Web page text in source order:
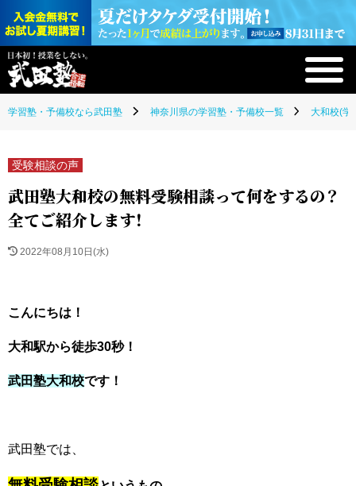
学習塾・予備校なら武田塾 神奈川県の学習塾・予備校一覧 大和校(学
受験相談の声
武田塾大和校の無料受験相談って何をするの？
全てご紹介します！
2022年08月10日(水)
こんにちは！
大和駅から徒歩30秒！
武田塾大和校です！
武田塾では、